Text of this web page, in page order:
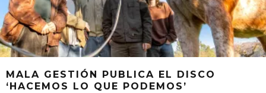
MALA GESTIÓN PUBLICA EL DISCO
‘HACEMOS LO QUE PODEMOS’